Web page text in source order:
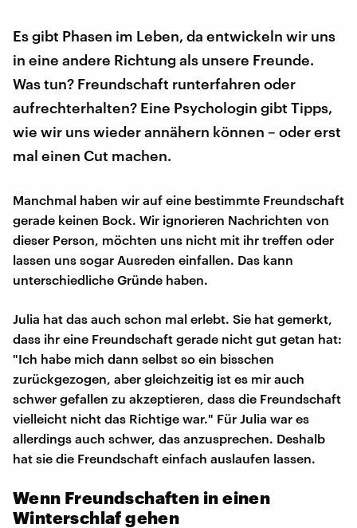
Es gibt Phasen im Leben, da entwickeln wir uns
in eine andere Richtung als unsere Freunde.
Was tun? Freundschaft runterfahren oder
aufrechterhalten? Eine Psychologin gibt Tipps,
wie wir uns wieder annähern können – oder erst
mal einen Cut machen.
Manchmal haben wir auf eine bestimmte Freundschaft
gerade keinen Bock. Wir ignorieren Nachrichten von
dieser Person, möchten uns nicht mit ihr treffen oder
lassen uns sogar Ausreden einfallen. Das kann
unterschiedliche Gründe haben.
Julia hat das auch schon mal erlebt. Sie hat gemerkt,
dass ihr eine Freundschaft gerade nicht gut getan hat:
"Ich habe mich dann selbst so ein bisschen
zurückgezogen, aber gleichzeitig ist es mir auch
schwer gefallen zu akzeptieren, dass die Freundschaft
vielleicht nicht das Richtige war." Für Julia war es
allerdings auch schwer, das anzusprechen. Deshalb
hat sie die Freundschaft einfach auslaufen lassen.
Wenn Freundschaften in einen
Winterschlaf gehen